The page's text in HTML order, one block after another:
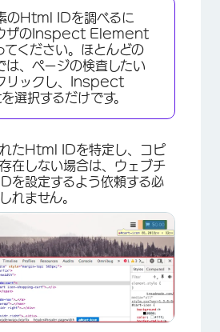
×
のHtml IDを調べるに
ザのInspect Element
てください。ほとんどの
は、ページの検査したい
リックし、Inspect
選択するだけです。
たHtml IDを特定し、コピ
在しない場合は、ウェブチ
を設定するよう依頼する必
れません。